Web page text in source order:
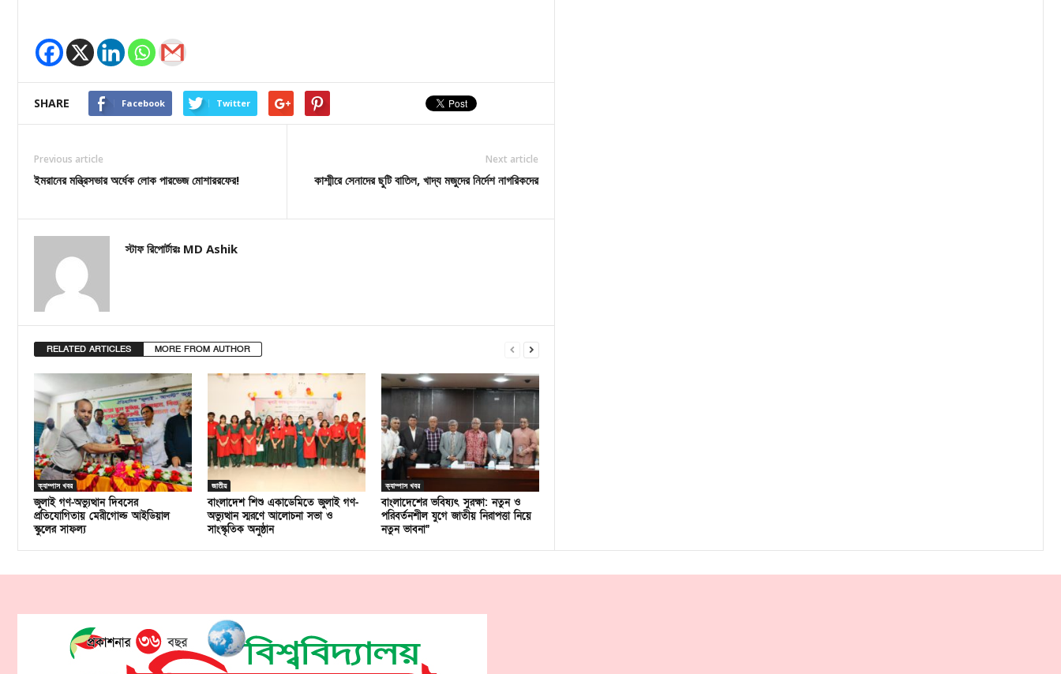
SHARE Facebook Twitter
Previous article
ইমরানের মন্ত্রিসভার অর্ধেক লোক পারভেজ মোশাররফের!
Next article
কাশ্মীরে সেনাদের ছুটি বাতিল, খাদ্য মজুদের নির্দেশ নাগরিকদের
স্টাফ রিপোর্টারঃ MD Ashik
RELATED ARTICLES MORE FROM AUTHOR
ক্যাম্পাস খবর
জুলাই গণ-অভ্যুত্থান দিবসের
প্রতিযোগিতায় মেরীগোল্ড আইডিয়াল
স্কুলের সাফল্য
জাতীয়
বাংলাদেশ শিশু একাডেমিতে জুলাই গণ-
অভ্যুত্থান স্মরণে আলোচনা সভা ও
সাংস্কৃতিক অনুষ্ঠান
ক্যাম্পাস খবর
বাংলাদেশের ভবিষ্যৎ সুরক্ষা: নতুন ও
পরিবর্তনশীল যুগে জাতীয় নিরাপত্তা নিয়ে
নতুন ভাবনা”